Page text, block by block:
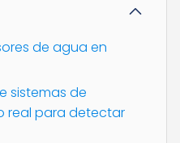
de agua en
sistemas de
real para detectar